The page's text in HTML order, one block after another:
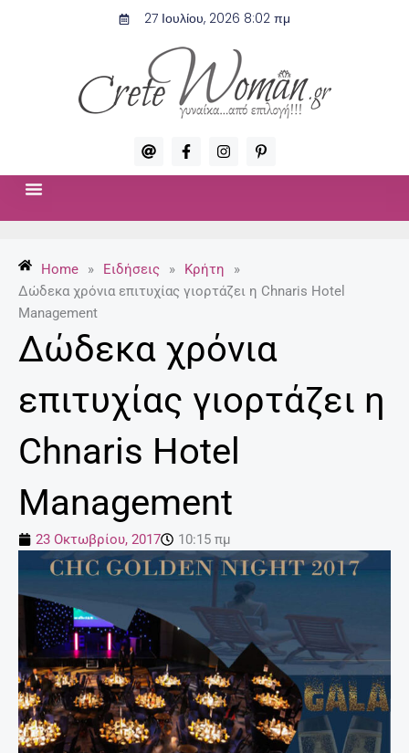
27 Ιουλίου, 2026 8:02 πμ
A
t
F
a
c
-
f
I
n
s
P
i
n
p
Home » Ειδήσεις » Κρήτη
»
Δώδεκα χρόνια επιτυχίας γιορτάζει η Chnaris Hotel
Management
Δώδεκα χρόνια
επιτυχίας γιορτάζει η
Chnaris Hotel
Management
23 Οκτωβρίου, 2017 10:15 πμ